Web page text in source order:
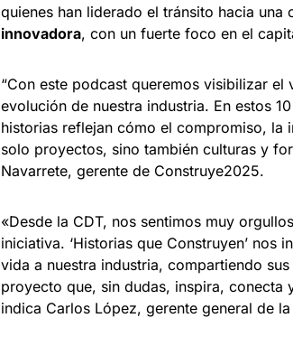
quienes han liderado el tránsito hacia una
innovadora, con un fuerte foco en el
“Con este podcast queremos visibilizar
evolución de nuestra industria. En estos
historias reflejan cómo el compromiso,
solo proyectos, sino también culturas y
Navarrete, gerente de Construye2025.
«Desde la CDT, nos sentimos muy
iniciativa. ‘Historias que Construyen’ nos
vida a nuestra industria, compartiendo
proyecto que, sin dudas, inspira,
indica Carlos López, gerente general de la